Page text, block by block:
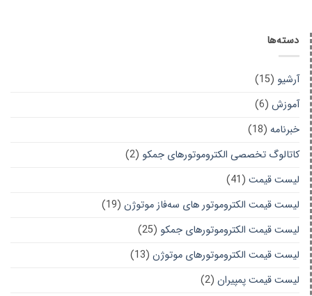
دسته‌ها
آرشیو (15)
آموزش (6)
خبرنامه (18)
کاتالوگ تخصصی الکتروموتورهای جمکو (2)
لیست قیمت (41)
لیست قیمت الکتروموتور های سه‌فاز موتوژن (19)
لیست قیمت الکتروموتورهای جمکو (25)
لیست قیمت الکتروموتورهای موتوژن (13)
لیست قیمت پمپیران (2)